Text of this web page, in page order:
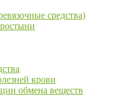
средства)
крови
обмена веществ